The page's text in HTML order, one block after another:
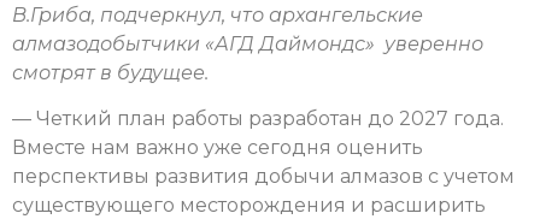
В.Гриба, подчеркнул, что архангельские
алмазодобытчики «АГД Даймондс» уверенно
смотрят в будущее.
— Четкий план работы разработан до 2027 года.
Вместе нам важно уже сегодня оценить
перспективы развития добычи алмазов с учетом
существующего месторождения и расширить